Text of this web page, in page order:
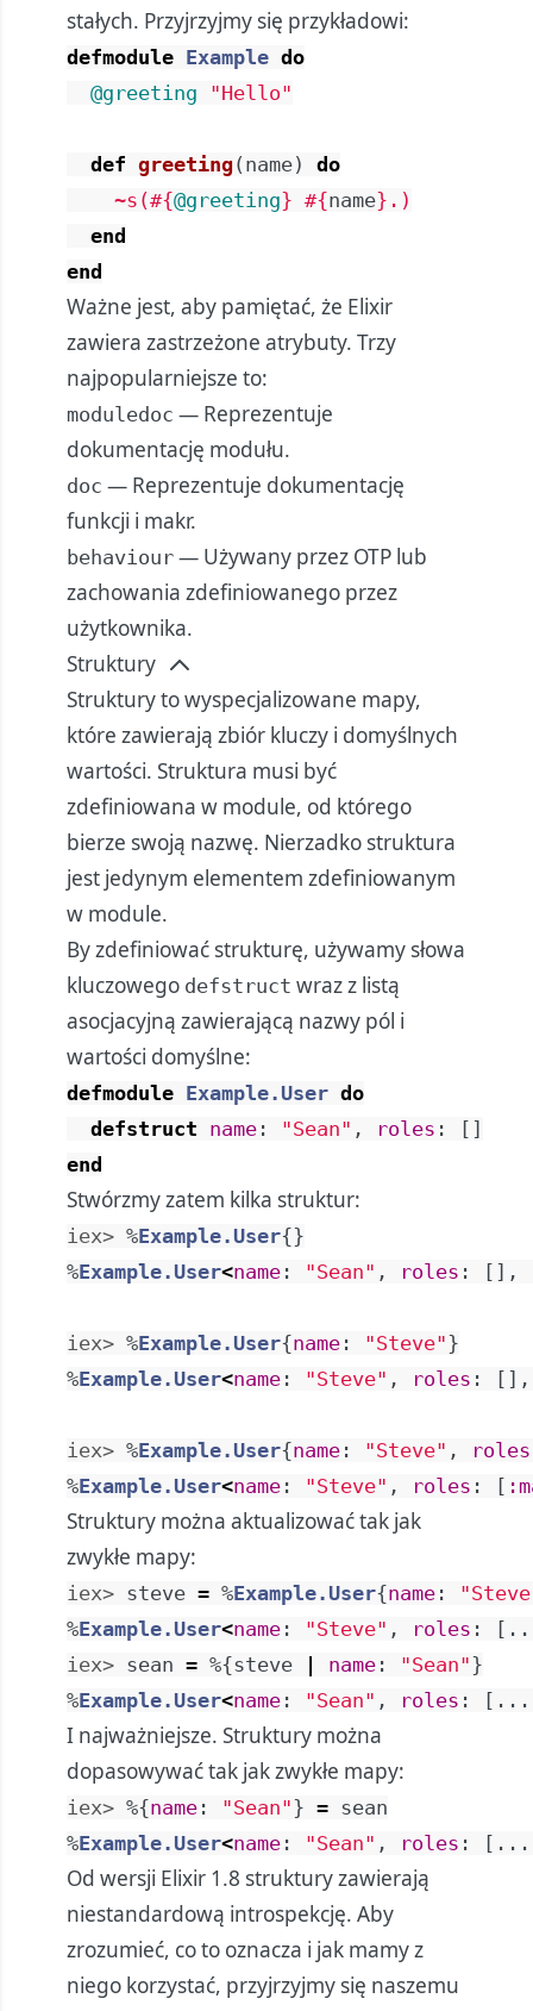
stałych. Przyjrzyjmy się przykładowi:
defmodule Example do
@greeting
"Hello"
def greeting( name)
do
~s(#{@greeting} #{name} .)
end
end
Ważne jest, aby pamiętać, że Elixir
zawiera zastrzeżone atrybuty. Trzy
najpopularniejsze to:
moduledoc — Reprezentuje
dokumentację modułu.
doc — Reprezentuje dokumentację
funkcji i makr.
behaviour — Używany przez OTP lub
zachowania zdefiniowanego przez
użytkownika.
Struktury
Struktury to wyspecjalizowane mapy,
które zawierają zbiór kluczy i domyślnych
wartości. Struktura musi być
zdefiniowana w module, od którego
bierze swoją nazwę. Nierzadko struktura
jest jedynym elementem zdefiniowanym
w module.
By zdefiniować strukturę, używamy słowa
kluczowego defstruct wraz z listą
asocjacyjną zawierającą nazwy pól i
wartości domyślne:
defmodule Example.User do
defstruct name : "Sean" , roles : [ ]
end
Stwórzmy zatem kilka struktur:
iex> %Example.User{}
%Example.User<name : "Sean" , roles : [ ] ,
iex> %Example.User{name : "Steve"}
%Example.User<name : "Steve" , roles : [ ] ,
iex> %Example.User{name : "Steve" , roles
%Example.User<name : "Steve" , roles : [
Struktury można aktualizować tak jak
zwykłe mapy:
iex> steve = %Example.User{name :
%Example.User<name : "Steve" , roles : [
iex> sean = %{steve name : "Sean"}
%Example.User<name : "Sean" , roles : [ ...
I najważniejsze. Struktury można
dopasowywać tak jak zwykłe mapy:
iex> %{name : "Sean"} = sean
%Example.User<name : "Sean" , roles : [ ...
Od wersji Elixir 1.8 struktury zawierają
niestandardową introspekcję. Aby
zrozumieć, co to oznacza i jak mamy z
niego korzystać, przyjrzyjmy się naszemu